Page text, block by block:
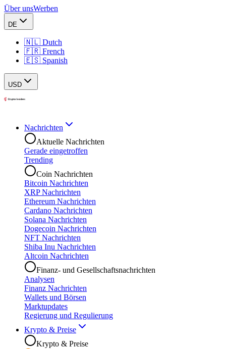
Über unsWerben
DE
🇳🇱 Dutch
🇫🇷 French
🇪🇸 Spanish
USD
Nachrichten
Aktuelle Nachrichten
Gerade eingetroffen
Trending
Coin Nachrichten
Bitcoin Nachrichten
XRP Nachrichten
Ethereum Nachrichten
Cardano Nachrichten
Solana Nachrichten
Dogecoin Nachrichten
NFT Nachrichten
Shiba Inu Nachrichten
Altcoin Nachrichten
Finanz- und Gesellschaftsnachrichten
Analysen
Finanz Nachrichten
Wallets und Börsen
Marktupdates
Regierung und Regulierung
Krypto & Preise
Krypto & Preise